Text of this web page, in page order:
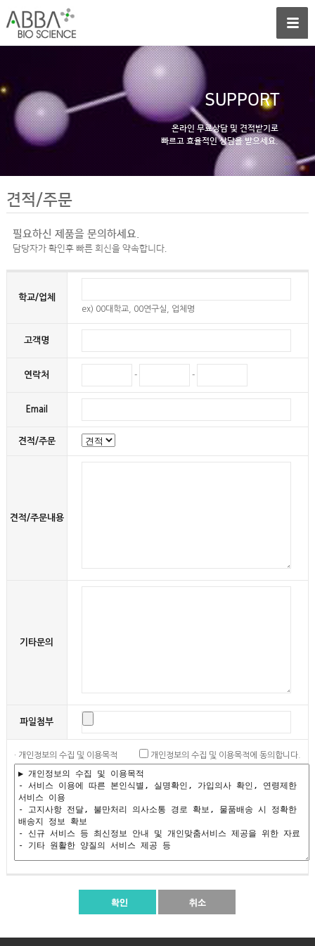
SUPPORT
온라인 무료상담 및 견적받기로
빠르고 효율적인 상담을 받으세요.
견적/주문
필요하신 제품을 문의하세요.
담당자가 확인후 빠른 회신을 약속합니다.
학교/업체
ex) 00대학교, 00연구실, 업체명
고객명
연락처 - -
Email
견적/주문
견적/주문내용
기타문의
파일첨부
· 개인정보의 수집 및 이용목적 개인정보의 수집 및 이용목적에 동의합니다.